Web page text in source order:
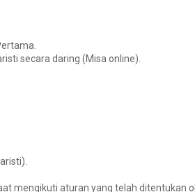
secara daring (Misa online).
mengikuti aturan yang telah ditentukan